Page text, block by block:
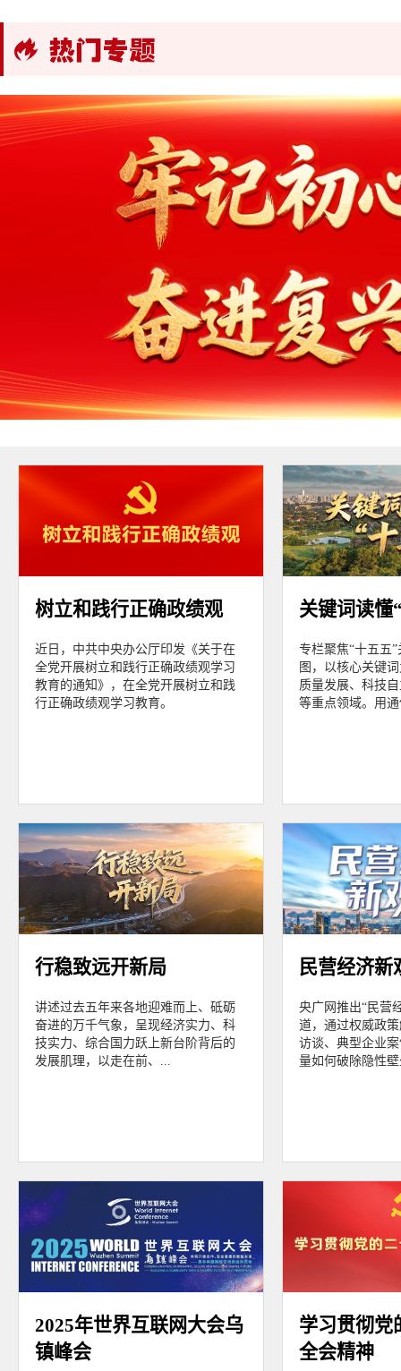
树立和践行正确政绩观
近日，中共中央办公厅印发《关于在
全党开展树立和践行正确政绩观学习
教育的通知》，在全党开展树立和践
行正确政绩观学习教育。
关键词读懂
专栏聚焦“十五五
图，以核心关键
质量发展、科技
等重点领域。用
行稳致远开新局
讲述过去五年来各地迎难而上、砥砺
奋进的万千气象，呈现经济实力、科
技实力、综合国力跃上新台阶背后的
发展肌理，以走在前、...
民营经济新
央广网推出“民营
道，通过权威政
访谈、典型企业
量如何破除隐性
2025年世界互联网大会乌
镇峰会
学习贯彻党
全会精神